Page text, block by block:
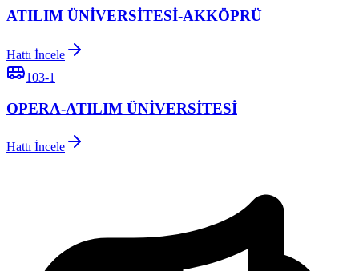
ATILIM ÜNİVERSİTESİ-AKKÖPRÜ
Hattı İncele
103-1
OPERA-ATILIM ÜNİVERSİTESİ
Hattı İncele